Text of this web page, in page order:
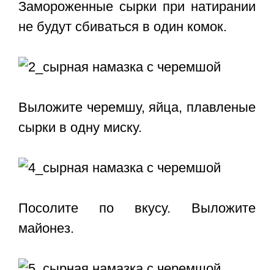
Замороженные сырки при натирании
не будут сбиваться в один комок.
Выложите черемшу, яйца, плавленые
сырки в одну миску.
Посолите по вкусу. Выложите
майонез.